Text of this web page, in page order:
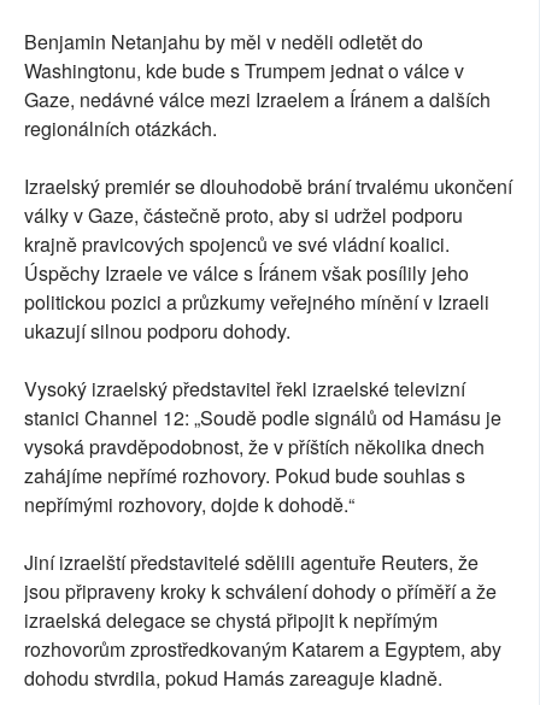
Benjamin Netanjahu by měl v neděli odletět do
Washingtonu, kde bude s Trumpem jednat o válce v
Gaze, nedávné válce mezi Izraelem a Íránem a dalších
regionálních otázkách.
Izraelský premiér se dlouhodobě brání trvalému ukončení
války v Gaze, částečně proto, aby si udržel podporu
krajně pravicových spojenců ve své vládní koalici.
Úspěchy Izraele ve válce s Íránem však posílily jeho
politickou pozici a průzkumy veřejného mínění v Izraeli
ukazují silnou podporu dohody.
Vysoký izraelský představitel řekl izraelské televizní
stanici Channel 12: „Soudě podle signálů od Hamásu je
vysoká pravděpodobnost, že v příštích několika dnech
zahájíme nepřímé rozhovory. Pokud bude souhlas s
nepřímými rozhovory, dojde k dohodě.“
Jiní izraelští představitelé sdělili agentuře Reuters, že
jsou připraveny kroky k schválení dohody o příměří a že
izraelská delegace se chystá připojit k nepřímým
rozhovorům zprostředkovaným Katarem a Egyptem, aby
dohodu stvrdila, pokud Hamás zareaguje kladně.